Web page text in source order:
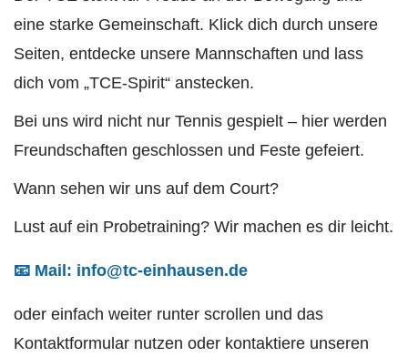
eine starke Gemeinschaft. Klick dich durch unsere
Seiten, entdecke unsere Mannschaften und lass
dich vom „TCE-Spirit“ anstecken.
Bei uns wird nicht nur Tennis gespielt – hier werden
Freundschaften geschlossen und Feste gefeiert.
Wann sehen wir uns auf dem Court?
Lust auf ein Probetraining? Wir machen es dir leicht.
📧 Mail: info@tc-einhausen.de
oder einfach weiter runter scrollen und das
Kontaktformular nutzen oder kontaktiere unseren